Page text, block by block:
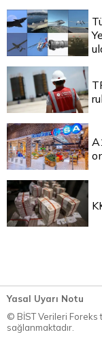
Yasal Uyarı Notu
© BİST Verileri Foreks
sağlanmaktadır.